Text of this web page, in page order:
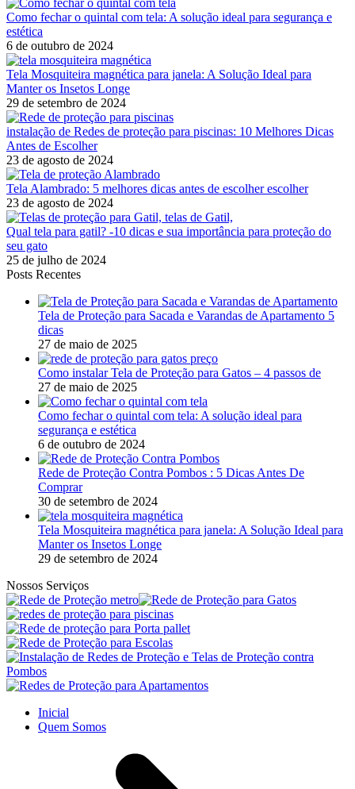
Como fechar o quintal com tela: A solução ideal para segurança e
estética
6 de outubro de 2024
Tela Mosquiteira magnética para janela: A Solução Ideal para
Manter os Insetos Longe
29 de setembro de 2024
instalação de Redes de proteção para piscinas: 10 Melhores Dicas
Antes de Escolher
23 de agosto de 2024
Tela Alambrado: 5 melhores dicas antes de escolher escolher
23 de agosto de 2024
Qual tela para gatil? -10 dicas e sua importância para proteção do
seu gato
25 de julho de 2024
Posts Recentes
Tela de Proteção para Sacada e Varandas de Apartamento 5
dicas
27 de maio de 2025
Como instalar Tela de Proteção para Gatos – 4 passos de
27 de maio de 2025
Como fechar o quintal com tela: A solução ideal para
segurança e estética
6 de outubro de 2024
Rede de Proteção Contra Pombos : 5 Dicas Antes De
Comprar
30 de setembro de 2024
Tela Mosquiteira magnética para janela: A Solução Ideal para
Manter os Insetos Longe
29 de setembro de 2024
Nossos Serviços
Inicial
Quem Somos